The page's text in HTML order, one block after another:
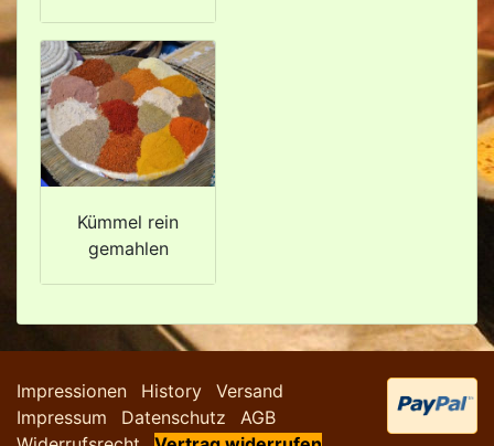
Kümmel rein
gemahlen
Impressionen History
Versand
Impressum
Datenschutz
AGB